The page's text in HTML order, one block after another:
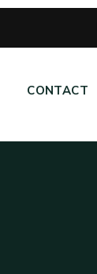
CONTACT